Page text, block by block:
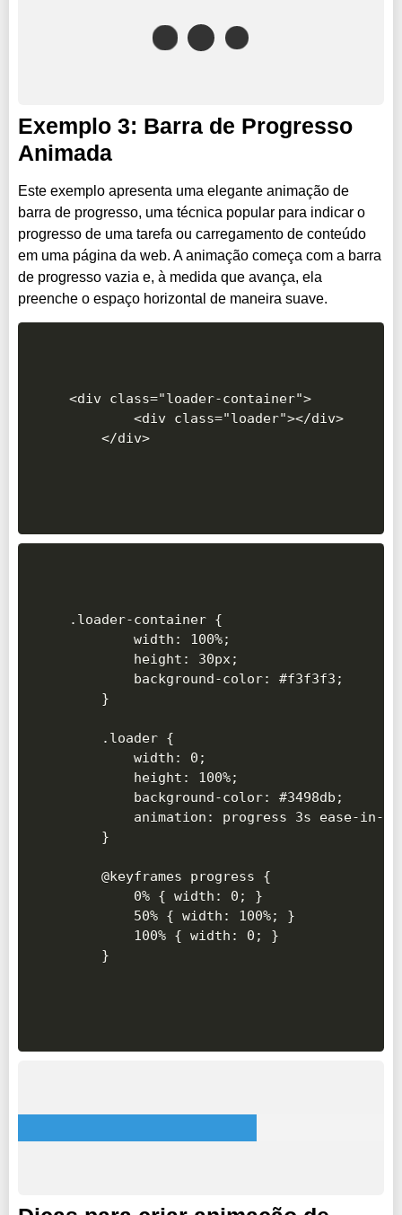
Exemplo 3: Barra de Progresso
Animada
Este exemplo apresenta uma elegante animação de
barra de progresso, uma técnica popular para indicar o
progresso de uma tarefa ou carregamento de conteúdo
em uma página da web. A animação começa com a barra
de progresso vazia e, à medida que avança, ela
preenche o espaço horizontal de maneira suave.
<div class="loader-container">
        <div class="loader"></div>
    </div>
.loader-container {
        width: 100%;
        height: 30px;
        background-color: #f3f3f3;
    }
    .loader {
        width: 0;
        height: 100%;
        background-color: #3498db;
animation: progress 3s ease-in-
    }
    @keyframes progress {
        0% { width: 0; }
        50% { width: 100%; }
        100% { width: 0; }